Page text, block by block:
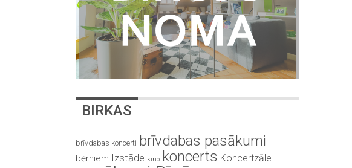
BIRKAS
brīvdabas koncerti brīvdabas pasākumi
bērniem Izstāde kino koncerts Koncertzāle